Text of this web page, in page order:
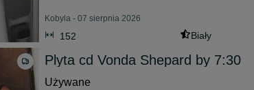
Kobyla - 07 sierpnia 2026
152 Biały
Plyta cd Vonda Shepard by 7:30
Używane